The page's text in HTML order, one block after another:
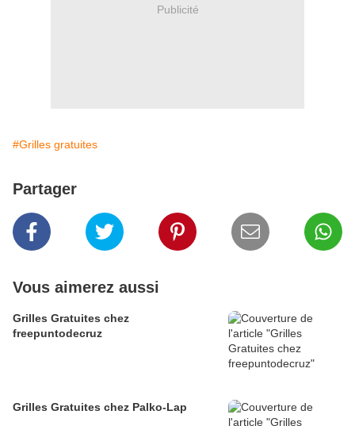
Publicité
#Grilles gratuites
Partager
Vous aimerez aussi
Grilles Gratuites chez
freepuntodecruz
Grilles Gratuites chez Palko-Lap